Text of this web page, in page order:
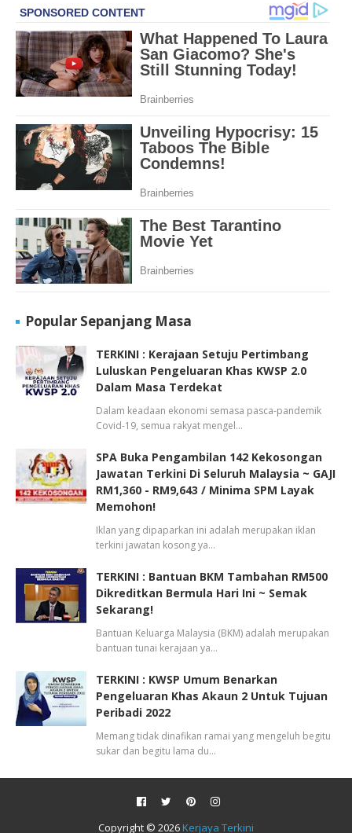
Popular Sepanjang Masa
TERKINI : Kerajaan Setuju Pertimbang
Luluskan Pengeluaran Khas KWSP 2.0
Dalam Masa Terdekat
Dalam keadaan ekonomi semasa pasca-pandemik
Covid-19, semua rakyat mengel…
SPA Buka Pengambilan 142 Kekosongan
Jawatan Terkini Di Seluruh Malaysia ~ GAJI
RM1,360 - RM9,643 / Minima SPM Layak
Memohon!
Iklan yang dipaparkan ini adalah merupakan iklan
terkini jawatan kosong ya…
TERKINI : Bantuan BKM Tambahan RM500
Dikreditkan Bermula Hari Ini ~ Semak
Sekarang!
Bantuan Keluarga Malaysia (BKM) adalah merupakan
bantuan tunai kerajaan ya…
TERKINI : KWSP Umum Benarkan
Pengeluaran Khas Akaun 2 Untuk Tujuan
Peribadi 2022
Memang tidak dinafikan ramai yang mengeluh begitu
sukar dan begitu lama du…
Copyright © 2026 Kerjaya Terkini